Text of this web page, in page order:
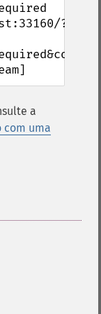
?
a
com uma